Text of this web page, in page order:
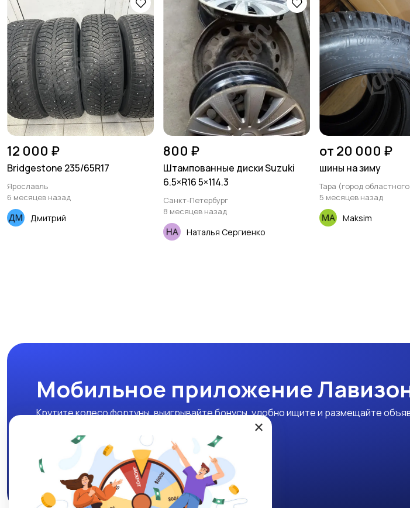
12 000 ₽
Bridgestone 235/65R17
Ярославль
6 месяцев назад
Дмитрий
800 ₽
Штампованные диски Suzuki
6.5×R16 5×114.3
Санкт-Петербург
8 месяцев назад
Наталья Сергиенко
от 20 000 ₽
шины на зиму
Тара (город
5 месяцев назад
Maksim
Мобильное приложение
Крутите колесо фортуны, выигрывайте бонусы, удобно ищите и размещайте
Скачать APK
×